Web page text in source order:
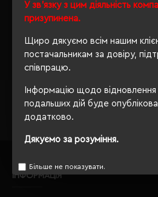
У зв'язку з цим діяльність
призупинена.
Щиро дякуємо всім нашим
постачальникам за довіру,
співпрацю.
Інформацію щодо відновлення
подальших дій буде
додатково.
Дякуємо за розуміння.
Більше не показувати.
Обираючи продукцію в нашому
завжди будете впевнені в якості
ми завжди будемо раді бачити
Завжди Ваш "Євробізнес Україна"
Софіївська Борщагівка, Київська
crm@eurobusiness.com.ua,
ІНФОРМАЦІЯ